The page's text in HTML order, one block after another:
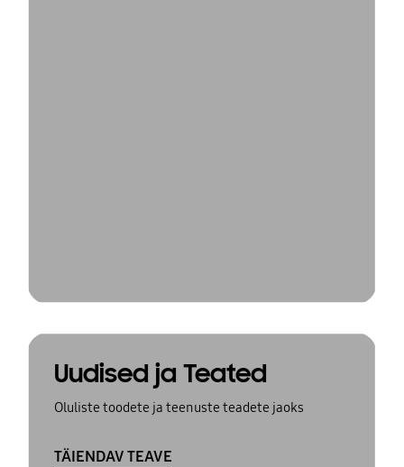
Uudised ja Teated
Oluliste toodete ja teenuste teadete jaoks
TÄIENDAV TEAVE